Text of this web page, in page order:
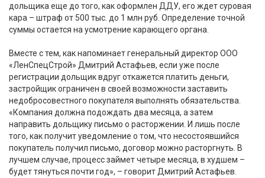
дольщика еще до того, как оформлен ДДУ, его ждет суровая
кара – штраф от 500 тыс. до 1 млн руб. Определение точной
суммы остается на усмотрение карающего органа.
Вместе с тем, как напоминает генеральный директор ООО
«ЛенСпецСтрой» Дмитрий Астафьев, если уже после
регистрации дольщик вдруг откажется платить деньги,
застройщик ограничен в своей возможности заставить
недобросовестного покупателя выполнять обязательства.
«Компания должна подождать два месяца, а затем
направить дольщику письмо о расторжении. И лишь после
того, как получит уведомление о том, что несостоявшийся
покупатель получил письмо, договор можно расторгнуть. В
лучшем случае, процесс займет четыре месяца, в худшем –
будет тянуться почти год», – говорит Дмитрий Астафьев.